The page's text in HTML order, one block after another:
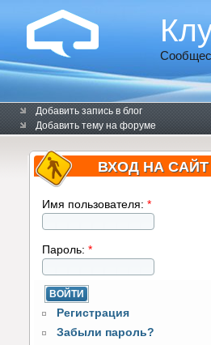
Добавить запись в блог
Добавить тему на форуме
ВХОД НА САЙТ
Имя пользователя: *
Пароль: *
Регистрация
Забыли пароль?